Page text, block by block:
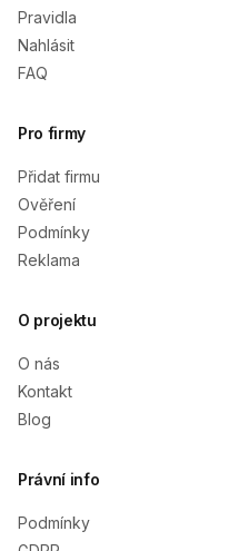
Pravidla
Nahlásit
FAQ
Pro firmy
Přidat firmu
Ověření
Podmínky
Reklama
O projektu
O nás
Kontakt
Blog
Právní info
Podmínky